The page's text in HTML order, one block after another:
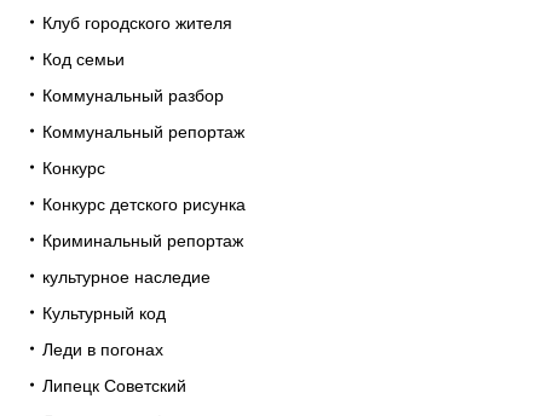
Клуб городского жителя
Код семьи
Коммунальный разбор
Коммунальный репортаж
Конкурс
Конкурс детского рисунка
Криминальный репортаж
культурное наследие
Культурный код
Леди в погонах
Липецк Советский